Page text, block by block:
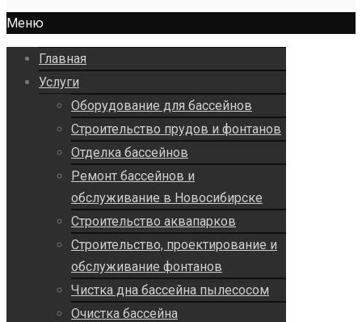
Меню
Главная
Услуги
Оборудование для бассейнов
Строительство прудов и фонтанов
Отделка бассейнов
Ремонт бассейнов и
обслуживание в Новосибирске
Строительство аквапарков
Строительство, проектирование и
обслуживание фонтанов
Чистка дна бассейна пылесосом
Очистка бассейна